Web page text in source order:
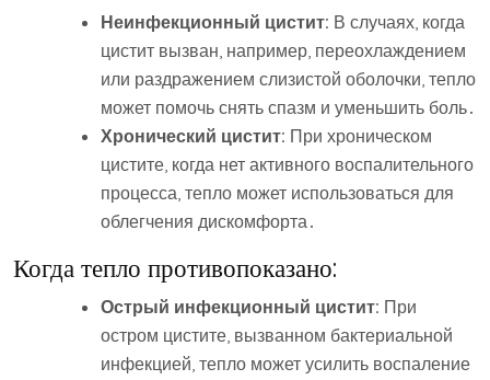
Неинфекционный цистит: В случаях, когда
цистит вызван, например, переохлаждением
или раздражением слизистой оболочки, тепло
может помочь снять спазм и уменьшить боль․
Хронический цистит: При хроническом
цистите, когда нет активного воспалительного
процесса, тепло может использоваться для
облегчения дискомфорта․
Когда тепло противопоказано:
Острый инфекционный цистит: При
остром цистите, вызванном бактериальной
инфекцией, тепло может усилить воспаление